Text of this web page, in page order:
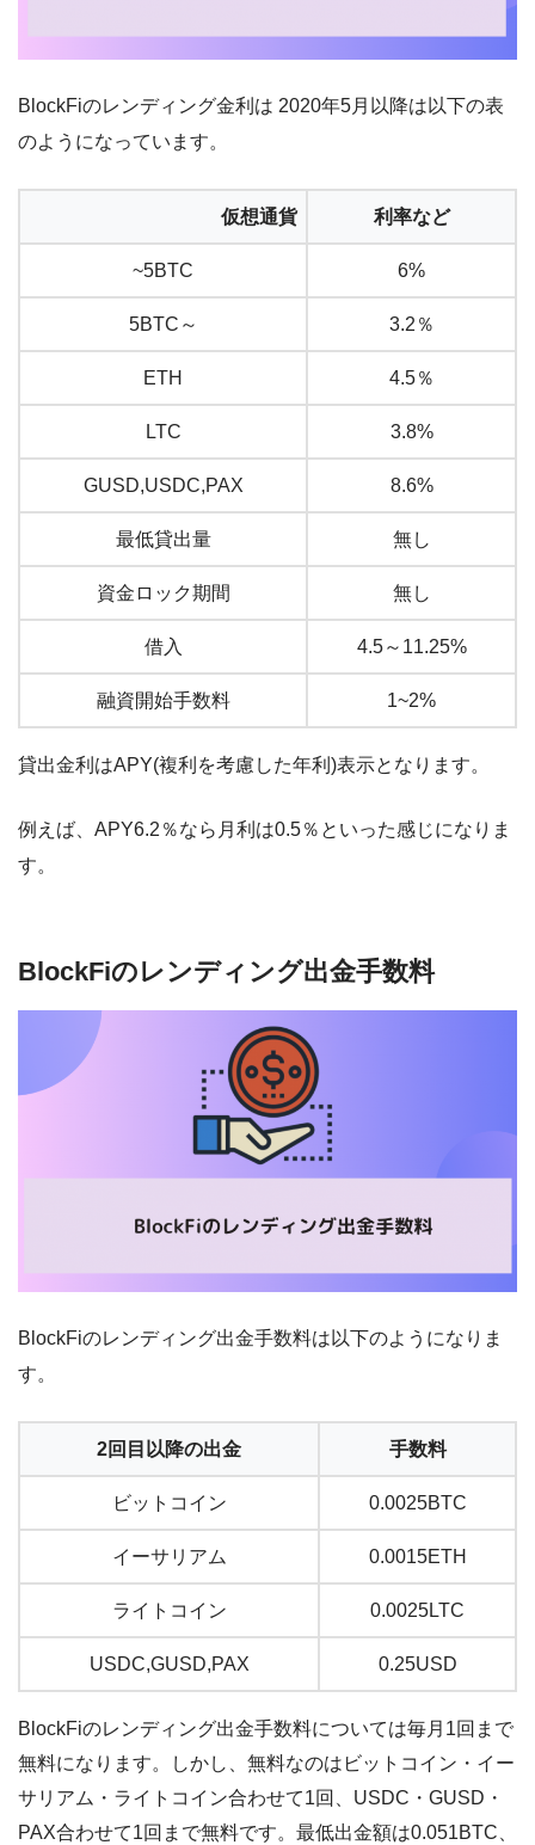
BlockFiのレンディング金利は 2020年5月以降は以下の表
のようになっています。
仮想通貨 利率など
~5BTC 6%
5BTC～ 3.2％
ETH 4.5％
LTC 3.8%
GUSD,USDC,PAX 8.6%
最低貸出量 無し
資金ロック期間 無し
借入 4.5～11.25%
融資開始手数料 1~2%
貸出金利はAPY(複利を考慮した年利)表示となります。
例えば、APY6.2％なら月利は0.5％といった感じになりま
す。
BlockFiのレンディング出金手数料
BlockFiのレンディング出金手数料は以下のようになりま
す。
2回目以降の出金 手数料
ビットコイン 0.0025BTC
イーサリアム 0.0015ETH
ライトコイン 0.0025LTC
USDC,GUSD,PAX 0.25USD
BlockFiのレンディング出金手数料については毎月1回まで
無料になります。しかし、無料なのはビットコイン・イー
サリアム・ライトコイン合わせて1回 、 USDC・GUSD・
PAX合わせて1回 まで無料です。最低出金額は0.051BTC、